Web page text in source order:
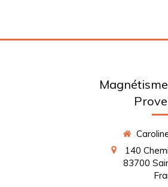
140
83700